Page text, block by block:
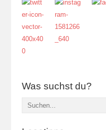
Was suchst du?